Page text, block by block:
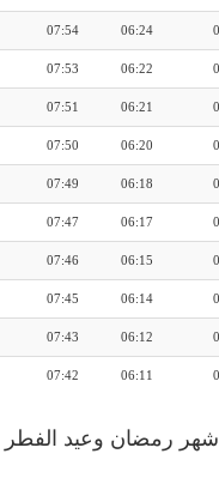
06:24
07:54
06:22
07:53
06:21
07:51
06:20
07:50
06:18
07:49
06:17
07:47
06:15
07:46
06:14
07:45
06:12
07:43
06:11
07:42
شهر رمضان وعيد